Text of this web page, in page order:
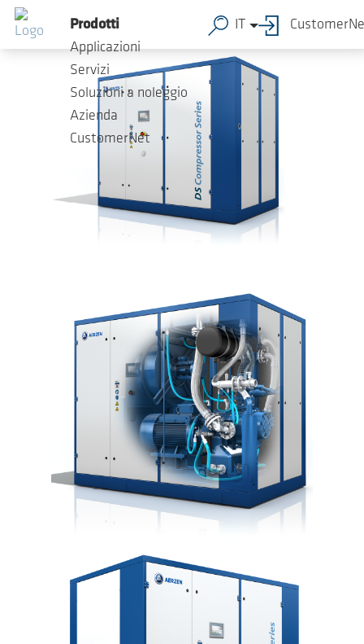
Salta al contenuto principale
Prodotti
Applicazioni
Servizi
Soluzioni a noleggio
Azienda
CustomerNet
IT